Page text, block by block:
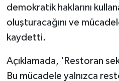
demokratik haklarını
oluşturacağını ve
kaydetti.
Açıklamada, 'Restoran
Bu mücadele yalnızca